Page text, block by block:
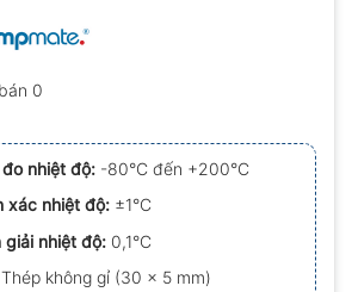
0
nhiệt độ: -80°C đến +200°C
xác nhiệt độ: ±1°C
giải nhiệt độ: 0,1°C
Thép không gỉ (30 x 5 mm)